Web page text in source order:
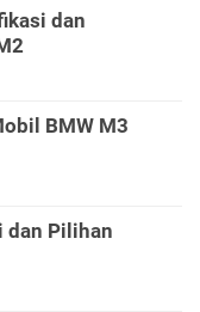
dan
BMW M3
dan Pilihan